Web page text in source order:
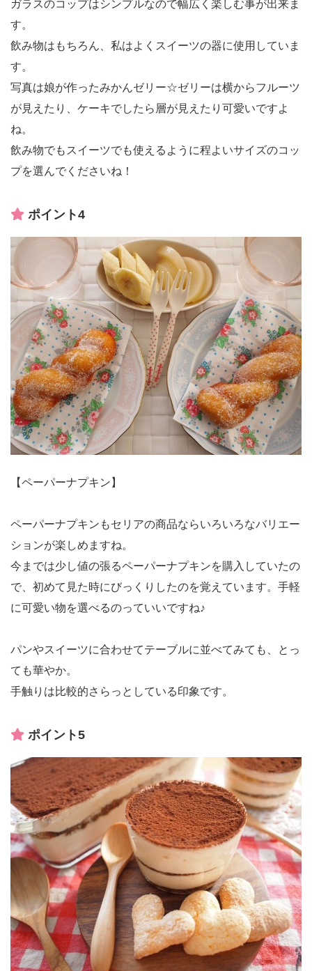
ガラスのコップはシンプルなので幅広く楽しむ事が出来ま
す。
飲み物はもちろん、私はよくスイーツの器に使用していま
す。
写真は娘が作ったみかんゼリー☆ゼリーは横からフルーツ
が見えたり、ケーキでしたら層が見えたり可愛いですよ
ね。
飲み物でもスイーツでも使えるように程よいサイズのコッ
プを選んでくださいね！
ポイント4
【ペーパーナプキン】
ペーパーナプキンもセリアの商品ならいろいろなバリエー
ションが楽しめますね。
今までは少し値の張るペーパーナプキンを購入していたの
で、初めて見た時にびっくりしたのを覚えています。手軽
に可愛い物を選べるのっていいですね♪
パンやスイーツに合わせてテーブルに並べてみても、とっ
ても華やか。
手触りは比較的さらっとしている印象です。
ポイント5